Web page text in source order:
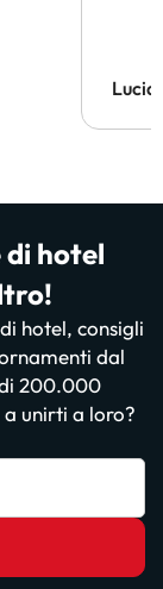
Lucia
hotel
hotel, consigli
dal
200.000
unirti a loro?